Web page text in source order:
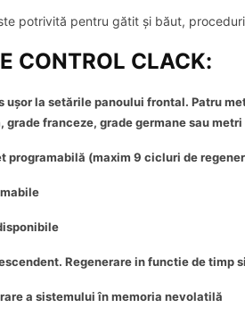
potrivită pentru gătit și băut,
CONTROL CLACK:
ușor la setările panoului frontal. Patru
franceze, grade germane sau metri
programabilă (maxim 9 cicluri de
Regenerare in functie de timp
a sistemului în memoria nevolatilă